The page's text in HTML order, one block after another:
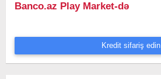
Banco.az Play Market-də
Kredit sifariş edin